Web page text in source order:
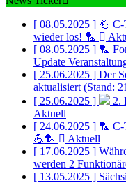
[ 08.05.2025 ] 💪 C-
wieder los! 🏸
[ 08.05.2025 ] 🏸
Update
[ 25.06.2025 ] Der
aktualisiert (Stand:
[ 25.06.2025 ]
2.
Aktuell
[ 24.06.2025 ] 🏸 C-
💪🏸
Aktuell
[ 17.06.2025 ]
werden 2
[ 13.05.2025 ]